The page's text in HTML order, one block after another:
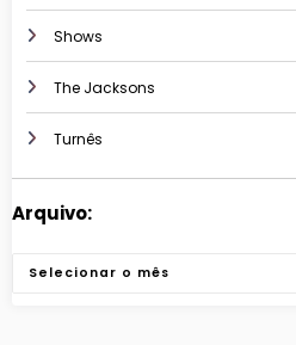
Shows
The Jacksons
Turnês
Arquivo:
Arquivos